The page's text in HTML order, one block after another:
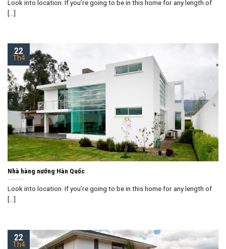
Look into location. If you’re going to be in this home for any length of
[...]
Nhà hàng nướng Hàn Quốc
Look into location. If you’re going to be in this home for any length of
[...]
22
Th4
22
Th4